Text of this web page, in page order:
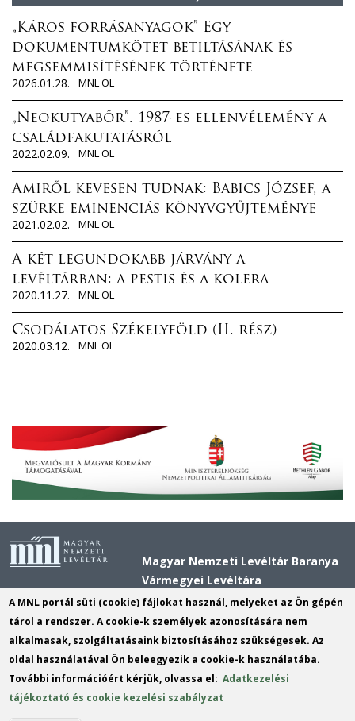
„Káros forrásanyagok” Egy
dokumentumkötet betiltásának és
megsemmisítésének története
2026.01.28.
MNL OL
„Neokutyabőr”. 1987-es ellenvélemény a
családfakutatásról
2022.02.09.
MNL OL
Amiről kevesen tudnak: Babics József, a
szürke eminenciás könyvgyűjteménye
2021.02.02.
MNL OL
A két legundokabb járvány a
levéltárban: a pestis és a kolera
2020.11.27.
MNL OL
Csodálatos Székelyföld (II. rész)
2020.03.12.
MNL OL
Magyar Nemzeti Levéltár Baranya
Vármegyei Levéltára
Cím:
7621 Pécs, Király utca 11.
Postacím: 7621 Pécs, Király utca 11.
Telefon:
+36 72 518 680
E-mail:
bavl@mnl.gov.hu(link
sends
A MNL portál süti (cookie) fájlokat használ, melyeket az Ön gépén
tárol a rendszer. A cookie-k személyek azonosítására nem
alkalmasak, szolgáltatásaink biztosításához szükségesek. Az
oldal használatával Ön beleegyezik a cookie-k használatába.
További információért kérjük, olvassa el:Adatkezelési
tájékoztató és cookie kezelési szabályzat